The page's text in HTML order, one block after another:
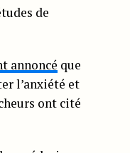
de
annoncé que
l’anxiété et
ont cité